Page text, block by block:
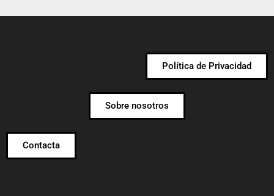
Política de Privacidad
Sobre nosotros
Contacta